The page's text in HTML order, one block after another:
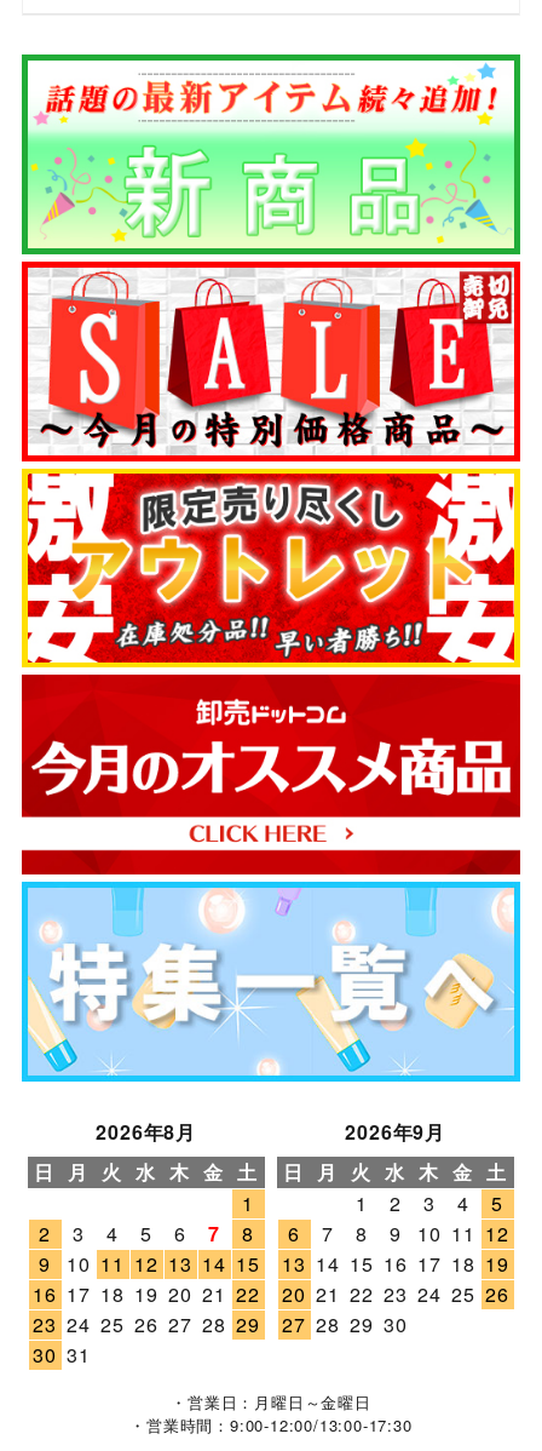
2026年8月
日
月 火 水 木 金 土
1
2
3 4 5 6 7
8
9
10 11 12 13 14 15
16 17 18 19 20 21 22
23 24 25 26 27 28 29
30 31
2026年9月
日
月 火 水 木 金 土
1
2 3 4
5
6
7 8 9 10 11 12
13 14 15 16 17 18 19
20 21 22 23 24 25 26
27 28 29 30
・営業日：月曜日～金曜日
・営業時間：9:00-12:00/13:00-17:30